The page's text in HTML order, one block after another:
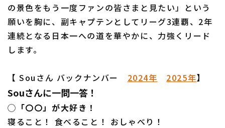
の景色をもう一度ファンの皆さまと見たい」という
願いを胸に、副キャプテンとしてリーグ3連覇、2年
連続となる日本一への道を華やかに、力強くリード
します。
【 Souさん バックナンバー 2024年 2025年】
Souさんに一問一答！
◯「〇〇」が大好き！
寝ること！ 食べること！ おしゃべり！